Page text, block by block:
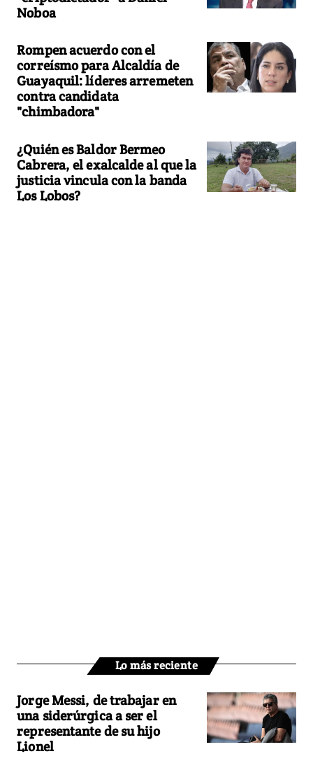
Noboa
Rompen acuerdo con el
correísmo para Alcaldía de
Guayaquil: líderes arremeten
contra candidata
"chimbadora"
¿Quién es Baldor Bermeo
Cabrera, el exalcalde al que la
justicia vincula con la banda
Los Lobos?
Lo más reciente
Jorge Messi, de trabajar en
una siderúrgica a ser el
representante de su hijo
Lionel